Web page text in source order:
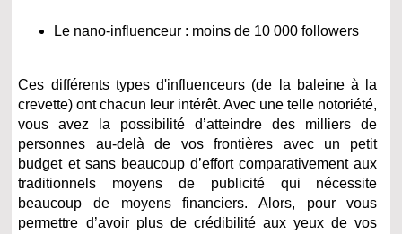
Le nano-influenceur : moins de 10 000 followers
Ces différents types d'influenceurs (de la baleine à la
crevette) ont chacun leur intérêt. Avec une telle notoriété,
vous avez la possibilité d’atteindre des milliers de
personnes au-delà de vos frontières avec un petit
budget et sans beaucoup d’effort comparativement aux
traditionnels moyens de publicité qui nécessite
beaucoup de moyens financiers. Alors, pour vous
permettre d’avoir plus de crédibilité aux yeux de vos